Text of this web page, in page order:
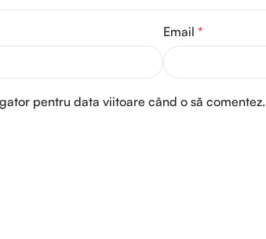
Email *
pentru data viitoare când o să comentez.